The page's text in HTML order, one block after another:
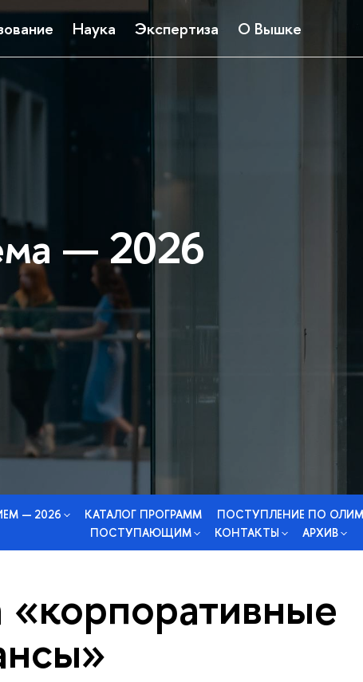
Наука Экспертиза О Вышке
— 2026
— 2026 КАТАЛОГ ПРОГРАММ ПОСТУПЛЕНИЕ ПО
ПОСТУПАЮЩИМ
КОНТАКТЫ АРХИВ
«корпоративные